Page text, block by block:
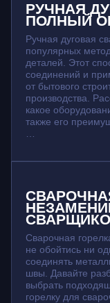
РУЧНАЯ
ПОЛНЫЙ
Ручная дуговая
популярных
деталей. Этот
соединений и
от бытового
производства.
какое
также его
Сварочная
не обойтись ни
соединять
швы. Давайте
выбрать
горелку для